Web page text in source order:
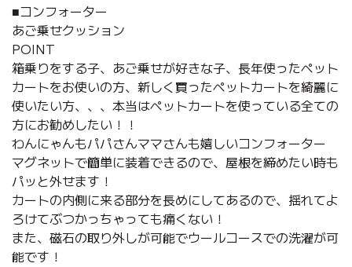
■コンフォーター
あご乗せクッション
POINT
箱乗りをする子、あご乗せが好きな子、長年使ったペット
カートをお使いの方、新しく買ったペットカートを綺麗に
使いたい方、、、本当はペットカートを使っている全ての
方にお勧めしたい！！
わんにゃんもパパさんママさんも嬉しいコンフォーター
マグネットで簡単に装着できるので、屋根を締めたい時も
パッと外せます！
カートの内側に来る部分を長めにしてあるので、揺れてよ
ろけてぶつかっちゃっても痛くない！
また、磁石の取り外しが可能でウールコースでの洗濯が可
能です！